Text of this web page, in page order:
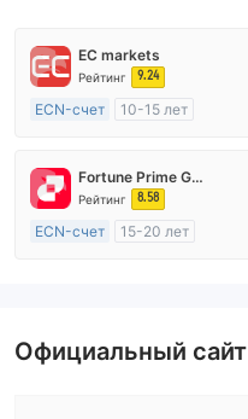
EC markets
Рейтинг 9.24
ECN-счет
10-15 лет
Маркет-Мейкинг (MM)
Основной стандарт MT4
Fortune Prime Global
Рейтинг 8.58
ECN-счет
15-20 лет
Официальный сайт